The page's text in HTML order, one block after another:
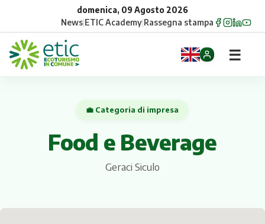
domenica, 09 Agosto 2026
News|ETIC Academy|Rassegna stampa
Gruppi
☰
💼 Categoria di impresa
Food e Beverage
Geraci Siculo